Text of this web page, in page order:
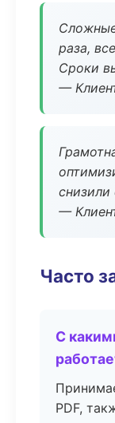
раза,
Сроки
—
снизили
—
Часто
С
PDF,